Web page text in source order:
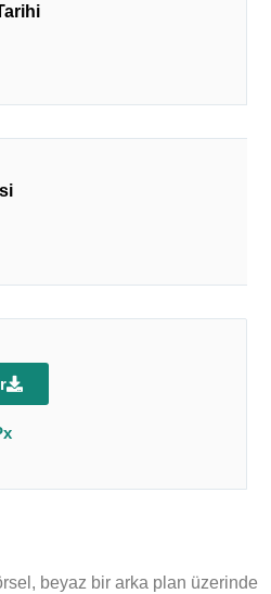
beyaz bir arka plan üzerinde